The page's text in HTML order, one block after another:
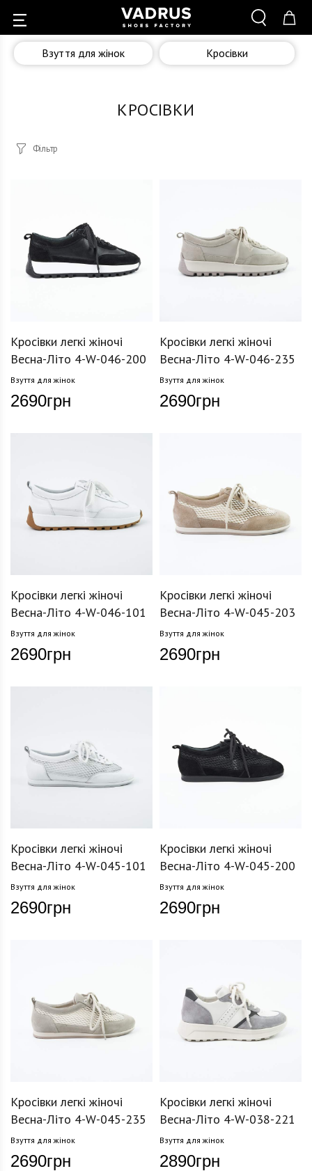
Взуття для жінок Кросівки
КРОСІВКИ
Фільтр
Кросівки легкі жіночі
Весна-Літо 4-W-046-200
Взуття для жінок
2690грн
Кросівки легкі жіночі
Весна-Літо 4-W-046-235
Взуття для жінок
2690грн
Кросівки легкі жіночі
Весна-Літо 4-W-046-101
Взуття для жінок
2690грн
Кросівки легкі жіночі
Весна-Літо 4-W-045-203
Взуття для жінок
2690грн
Кросівки легкі жіночі
Весна-Літо 4-W-045-101
Взуття для жінок
2690грн
Кросівки легкі жіночі
Весна-Літо 4-W-045-200
Взуття для жінок
2690грн
Кросівки легкі жіночі
Весна-Літо 4-W-045-235
Взуття для жінок
2690грн
Кросівки легкі жіночі
Весна-Літо 4-W-038-221
Взуття для жінок
2890грн